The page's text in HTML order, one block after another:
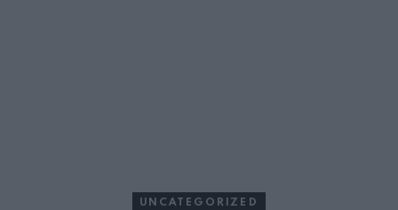
UNCATEGORIZED